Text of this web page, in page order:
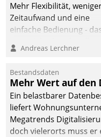
Mehr Flexibilität,
Zeitaufwand und eine
einfache Bedienung -
Cockpit für mobile
Datatrain. Die meravis
Wohnungsbau- und
Immobilien GmbH hat
sich dabei für den
der Lösung über die SAP
Andreas Lerchner
Bestandsdaten
Mehr Wert auf den
Ein belastbarer
liefert
Megatrends
doch vielerorts muss er